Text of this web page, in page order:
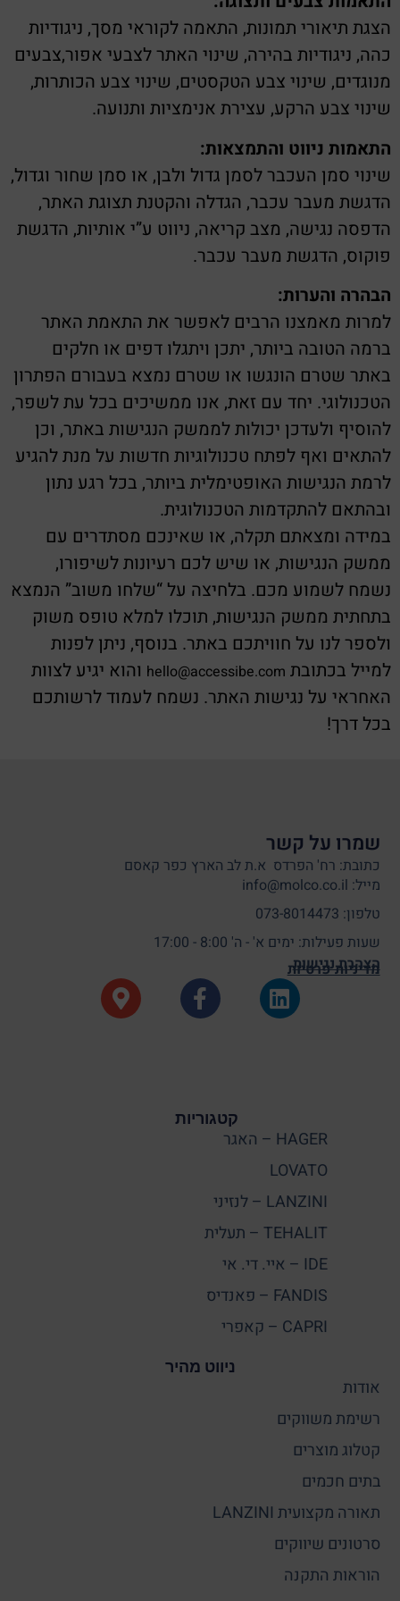
הצגת תיאורי תמונות, התאמה לקוראי מסך, ניגודיות
כהה, ניגודיות בהירה, שינוי האתר לצבעי אפור,צבעים
מנוגדים, שינוי צבע הטקסטים, שינוי צבע הכותרות,
שינוי צבע הרקע, עצירת אנימציות ותנועה.
התאמות ניווט והתמצאות:
שינוי סמן העכבר לסמן גדול ולבן, או סמן שחור וגדול,
הדגשת מעבר עכבר, הגדלה והקטנת תצוגת האתר,
הדפסה נגישה, מצב קריאה, ניווט ע”י אותיות, הדגשת
פוקוס, הדגשת מעבר עכבר.
הבהרה והערות:
למרות מאמצנו הרבים לאפשר את התאמת האתר
ברמה הטובה ביותר, יתכן ויתגלו דפים או חלקים
באתר שטרם הונגשו או שטרם נמצא בעבורם הפתרון
הטכנולוגי. יחד עם זאת, אנו ממשיכים בכל עת לשפר,
להוסיף ולעדכן יכולות לממשק הנגישות באתר, וכן
להתאים ואף לפתח טכנולוגיות חדשות על מנת להגיע
לרמת הנגישות האופטימלית ביותר, בכל רגע נתון
ובהתאם להתקדמות הטכנולוגית.
במידה ומצאתם תקלה, או שאינכם מסתדרים עם
ממשק הנגישות, או שיש לכם רעיונות לשיפורו,
נשמח לשמוע מכם. בלחיצה על “שלחו משוב” הנמצא
בתחתית ממשק הנגישות, תוכלו למלא טופס משוק
ולספר לנו על חוויתכם באתר. בנוסף, ניתן לפנות
למייל בכתובת hello@accessibe.com והוא יגיע לצוות
האחראי על נגישות האתר. נשמח לעמוד לרשותכם
בכל דרך!
קטגוריות
HAGER – האגר
LOVATO
LANZINI – לנזיני
TEHALIT – תעלית
IDE – איי. די. אי
FANDIS – פאנדיס
CAPRI – קאפרי
ניווט מהיר
אודות
רשימת משווקים
קטלוג מוצרים
בתים חכמים
תאורה מקצועית LANZINI
סרטונים שיווקים
הוראות התקנה
שמרו על קשר
כתובת: רח' הפרדס א.ת לב הארץ כפר קאסם
מייל: info@molco.co.il
טלפון: 073-8014473
שעות פעילות: ימים א' - ה' 8:00 - 17:00
הצהרת נגישות
מדיניות פרטיות